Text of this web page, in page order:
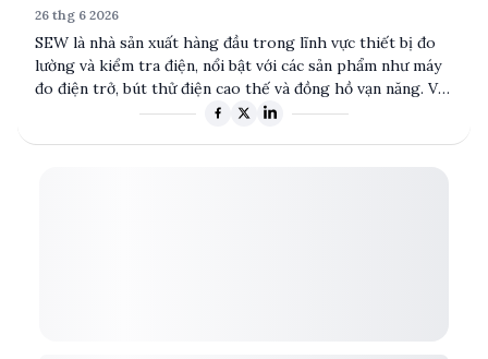
26 thg 6 2026
SEW là nhà sản xuất hàng đầu trong lĩnh vực thiết bị đo
lường và kiểm tra điện, nổi bật với các sản phẩm như máy
đo điện trở, bút thử điện cao thế và đồng hồ vạn năng. Với
sự chuyên môn và kinh nghiệm, SEW cung cấp các giải